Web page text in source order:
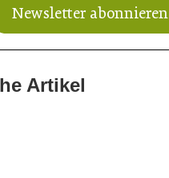
Newsletter abonnieren
Artikel